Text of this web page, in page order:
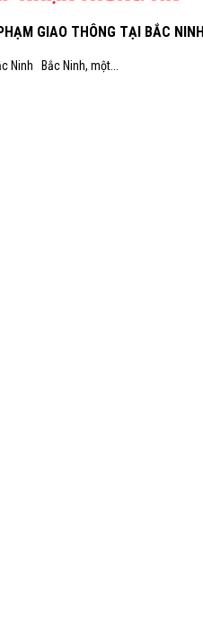
GIAO THÔNG TẠI BẮC NINH
Ninh Bắc Ninh, một...